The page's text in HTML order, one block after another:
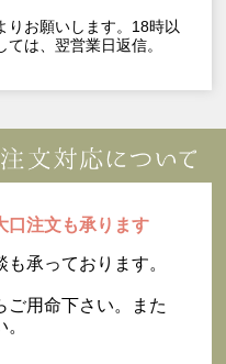
お願いします。18時以
は、翌営業日返信。
口注文も承ります
承っております。
ご用命下さい。また